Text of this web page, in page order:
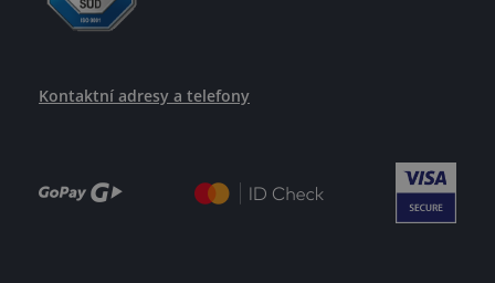
Kontaktní adresy a telefony